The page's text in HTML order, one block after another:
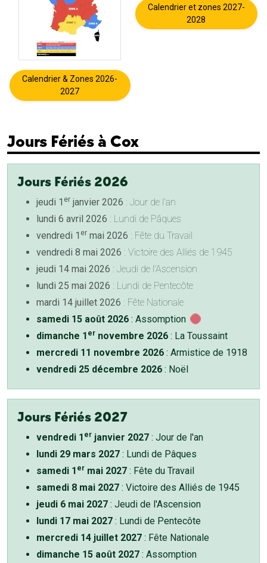
Calendrier & Zones 2026-
2027
Calendrier et zones 2027-
2028
Jours Fériés à Cox
Jours Fériés 2026
jeudi 1 er janvier 2026 : Jour de l'an
lundi 6 avril 2026 : Lundi de Pâques
vendredi 1 er mai 2026 : Fête du Travail
vendredi 8 mai 2026 : Victoire des Alliés de 1945
jeudi 14 mai 2026 : Jeudi de l'Ascension
lundi 25 mai 2026 : Lundi de Pentecôte
mardi 14 juillet 2026 : Fête Nationale
samedi 15 août 2026 : Assomption
dimanche 1 er novembre 2026 : La Toussaint
mercredi 11 novembre 2026 : Armistice de 1918
vendredi 25 décembre 2026 : Noël
Jours Fériés 2027
vendredi 1 er janvier 2027 : Jour de l'an
lundi 29 mars 2027 : Lundi de Pâques
samedi 1 er mai 2027 : Fête du Travail
samedi 8 mai 2027 : Victoire des Alliés de 1945
jeudi 6 mai 2027 : Jeudi de l'Ascension
lundi 17 mai 2027 : Lundi de Pentecôte
mercredi 14 juillet 2027 : Fête Nationale
dimanche 15 août 2027 : Assomption